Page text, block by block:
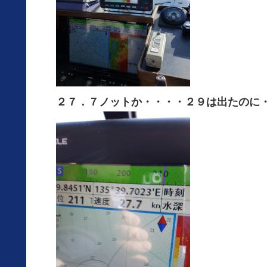
２７．７ノットか・・・・２９は出たのに